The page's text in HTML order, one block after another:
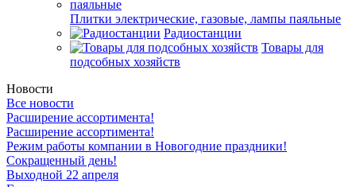
Плитки электрические, газовые, лампы паяльные
Радиостанции
Товары для
подсобных хозяйств
Новости
Все новости
Расширение ассортимента!
Расширение ассортимента!
Режим работы компании в Новогодние праздники!
Сокращенный день!
Выходной 22 апреля